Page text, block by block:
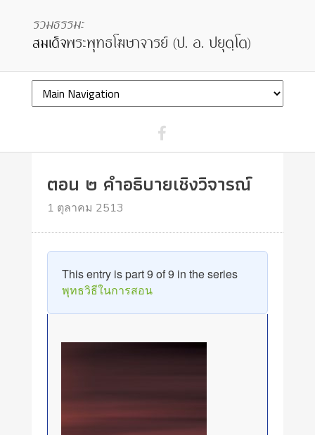
ตอน ๒ คำอธิบายเชิงวิจารณ์
1 ตุลาคม 2513
This entry is part 9 of 9 in the series
พุทธวิธีในการสอน